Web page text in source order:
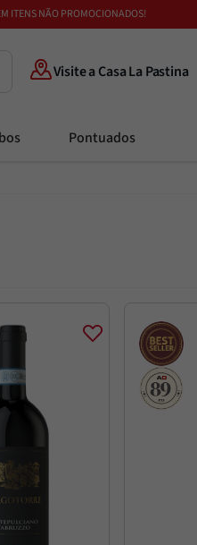
ITENS NÃO PROMOCIONADOS!
Visite a Casa La Pastina
Pontuados